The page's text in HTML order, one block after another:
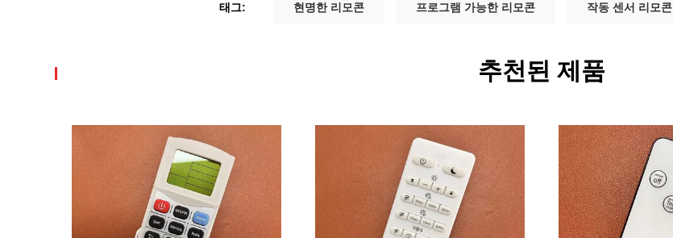
태그: 현명한 리모콘 프로그램 가능한 리모콘 작동 센서 리모콘
추천된 제품